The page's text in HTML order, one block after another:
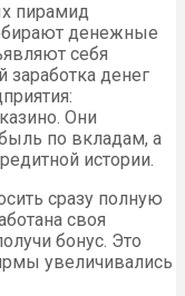
пирамид
денежные
себя
заработка денег
Они
по вкладам, а
истории.
сразу полную
своя
бонус. Это
увеличивались